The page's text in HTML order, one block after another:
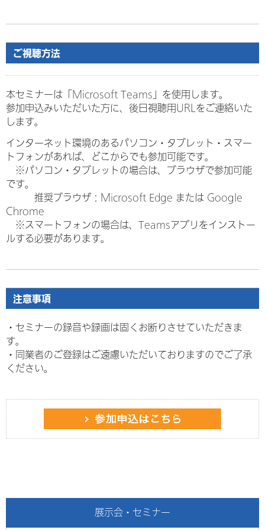
ご視聴方法
本セミナーは「Microsoft Teams」を使用します。
参加申込みいただいた方に、後日視聴用URLをご連絡いた
します。
インターネット環境のあるパソコン・タブレット・スマー
トフォンがあれば、どこからでも参加可能です。
※パソコン・タブレットの場合は、ブラウザで参加可能
です。
推奨ブラウザ：Microsoft Edge または Google
Chrome
※スマートフォンの場合は、Teamsアプリをインストー
ルする必要があります。
注意事項
・セミナーの録音や録画は固くお断りさせていただきま
す。
・ 同業者のご登録はご遠慮いただいておりますのでご了承
ください。
展示会・セミナー